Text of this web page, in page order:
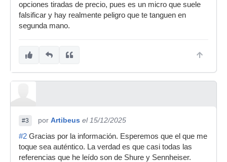
opciones tiradas de precio, pues es un micro que suele
falsificar y hay realmente peligro que te tanguen en
segunda mano.
#3 por Artibeus el 15/12/2025
#2 Gracias por la información. Esperemos que el que me
toque sea auténtico. La verdad es que casi todas las
referencias que he leído son de Shure y Sennheiser.